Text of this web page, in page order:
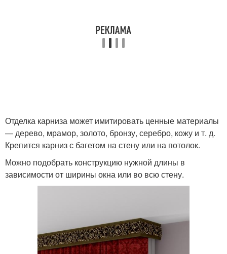
Отделка карниза может имитировать ценные материалы
— дерево, мрамор, золото, бронзу, серебро, кожу и т. д.
Крепится карниз с багетом на стену или на потолок.
Можно подобрать конструкцию нужной длины в
зависимости от ширины окна или во всю стену.